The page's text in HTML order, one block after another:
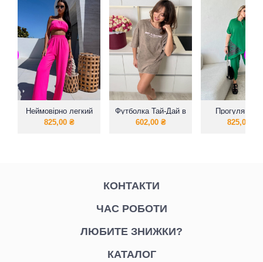
Неймовірно легкий
костюм
825,00 ₴
Футболка Тай-Дай в
стилі оверсайз
602,00 ₴
літній
825,00
КОНТАКТИ
ЧАС РОБОТИ
ЛЮБИТЕ ЗНИЖКИ?
КАТАЛОГ